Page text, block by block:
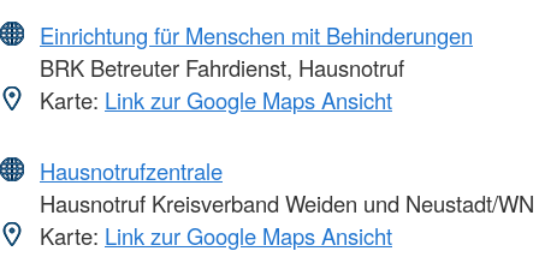
Einrichtung für Menschen mit Behinderungen
BRK Betreuter Fahrdienst, Hausnotruf
Karte: Link zur Google Maps Ansicht
Hausnotrufzentrale
Hausnotruf Kreisverband Weiden und Neustadt/WN
Karte: Link zur Google Maps Ansicht